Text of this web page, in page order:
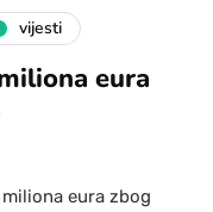
vijesti
eura
eura zbog